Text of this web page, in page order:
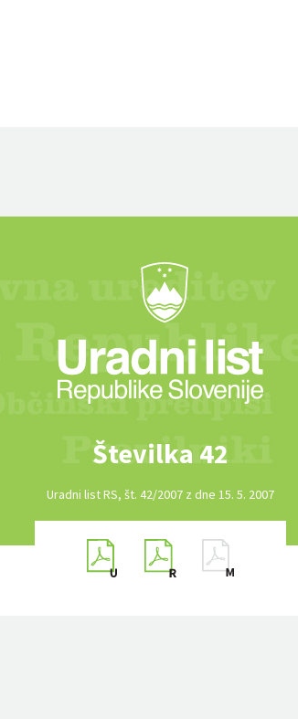
Številka 42
Uradni list RS, št. 42/2007 z dne 15. 5. 2007